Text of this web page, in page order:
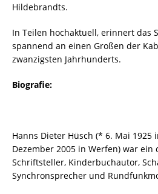
Hildebrandts.
In Teilen hochaktuell, erinnert das
spannend an einen Großen der
zwanzigsten Jahrhunderts.
Biografie:
Hanns Dieter Hüsch (* 6. Mai 1925
Dezember 2005 in Werfen) war
Schriftsteller, Kinderbuchautor,
Synchronsprecher und